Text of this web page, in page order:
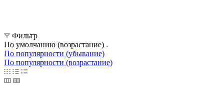
Фильтр
По умолчанию (возрастание)
По популярности (убывание)
По популярности (возрастание)